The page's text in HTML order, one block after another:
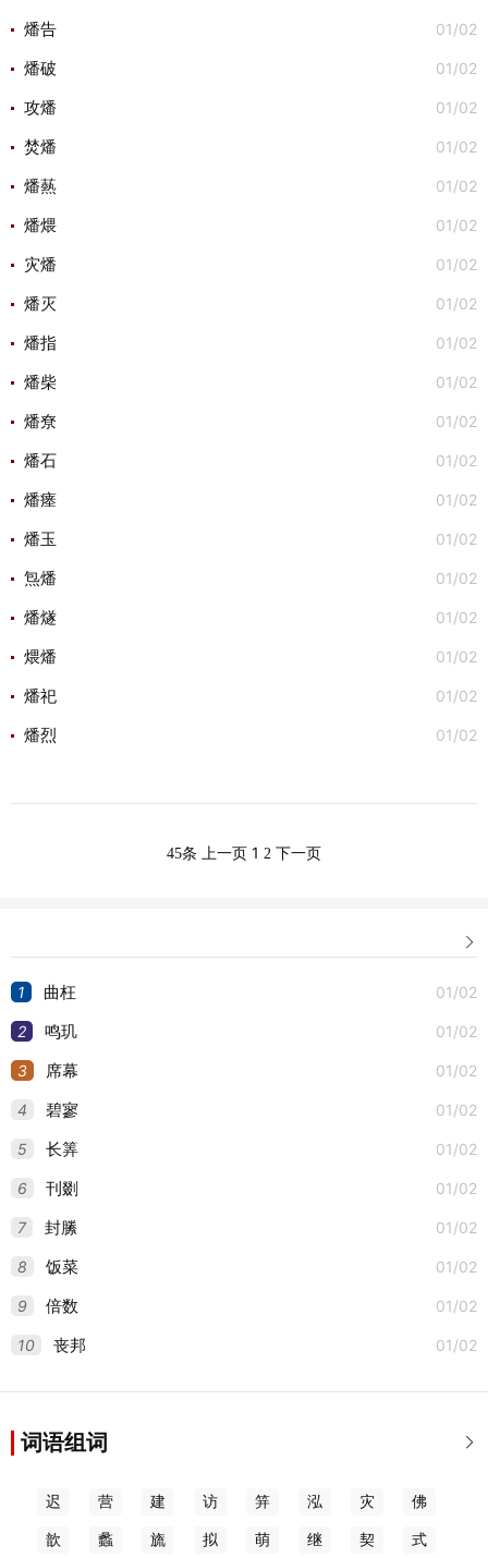
01/02
燔告
01/02
燔破
01/02
攻燔
01/02
焚燔
01/02
燔爇
01/02
燔煨
01/02
灾燔
01/02
燔灭
01/02
燔指
01/02
燔柴
01/02
燔尞
01/02
燔石
01/02
燔瘗
01/02
燔玉
01/02
炰燔
01/02
燔燧
01/02
煨燔
01/02
燔祀
01/02
燔烈
45条 上一页 1 2 下一页

1 01/02
曲枉
2 01/02
鸣玑
3 01/02
席幕
4 01/02
碧寥
5 01/02
长筭
6 01/02
刊剟
7 01/02
封縢
8 01/02
饭菜
9 01/02
倍数
10 01/02
丧邦

词语组词
迟 营 建 访 笄 泓 灾 佛
歆 蠡 旒 拟 萌 继 契 式